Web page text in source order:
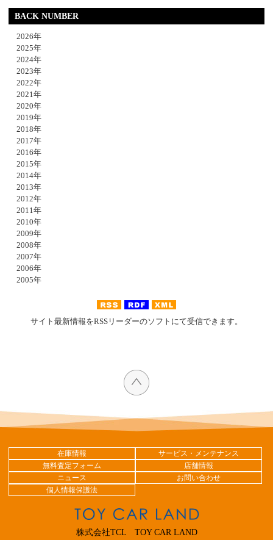
BACK NUMBER
2026年
2025年
2024年
2023年
2022年
2021年
2020年
2019年
2018年
2017年
2016年
2015年
2014年
2013年
2012年
2011年
2010年
2009年
2008年
2007年
2006年
2005年
サイト最新情報をRSSリーダーのソフトにて受信できます。
在庫情報
サービス・メンテナンス
無料査定フォーム
店舗情報
ニュース
お問い合わせ
個人情報保護法
株式会社TCL TOY CAR LAND